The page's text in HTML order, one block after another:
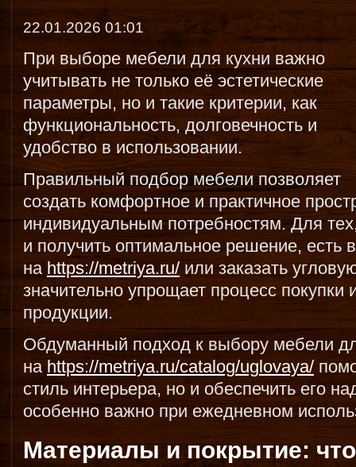
22.01.2026 01:01
При выборе мебели для кухни важно
учитывать не только её эстетические
параметры, но и такие критерии, как
функциональность, долговечность и
удобство в использовании.
Правильный подбор мебели позволяет
создать комфортное и практичное
индивидуальным потребностям. Для
и получить оптимальное решение, есть
на https://metriya.ru/ или заказать
значительно упрощает процесс покупки
продукции.
Обдуманный подход к выбору мебели
на https://metriya.ru/catalog/uglovaya/
стиль интерьера, но и обеспечить его
особенно важно при ежедневном
Материалы и покрытие: